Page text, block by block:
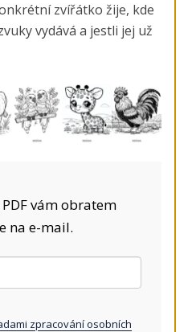
zvířátko žije, kde
vydává a jestli jej už
vám obratem
na e-mail.
zpracování osobních